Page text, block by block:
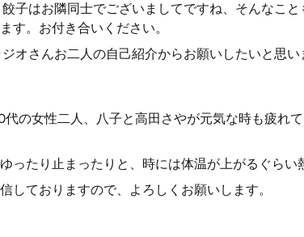
子はお隣同士でございましてですね、そんなこ
す。お付き合いください。
オさんお二人の自己紹介からお願いしたいと思い
の女性二人、八子と高田さやが元気な時も疲れ
ったり止まったりと、時には体温が上がるぐらい
しておりますので、よろしくお願いします。